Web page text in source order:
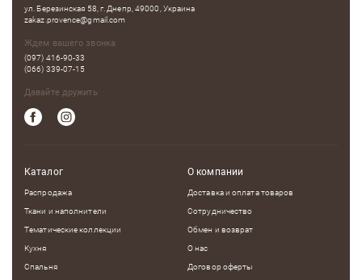
ул. Березинская 58, г. Днепр, 49000, Украина
zakaz.provence@gmail.com
Ждем вашего звонка
(097) 416-90-33
(066) 339-07-15
Давайте дружить
Каталог
Распродажа
Ткани и наполнители
Тематические коллекции
Кухня
Спальня
О компании
Доставка и оплата товаров
Сотрудничество
Обмен и возврат
О нас
Договор оферты